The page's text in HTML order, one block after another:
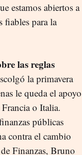
estamos abiertos a
fiables para la
las reglas
la primavera
le queda el apoyo
o Italia.
públicas
contra el cambio
Finanzas, Bruno